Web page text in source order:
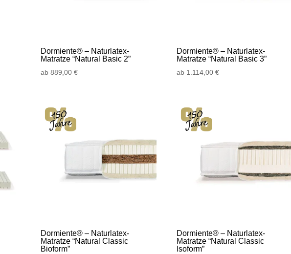
Dormiente® – Naturlatex-
Matratze “Natural Basic 2”
ab889,00€
Dormiente® – Naturlatex-
Matratze “Natural Basic 3”
ab 1.114,00€
Dormiente® – Naturlatex-
Matratze “Natural Classic
Bioform”
Dormiente® – Naturlatex-
Matratze “Natural Classic
Isoform”